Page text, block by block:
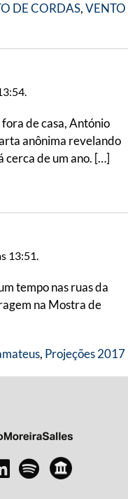
DE CORDAS,VENTO
de casa, António
anônima revelando
cerca de um ano. […]
13:51.
tempo nas ruas da
na Mostra de
, Projeções 2017